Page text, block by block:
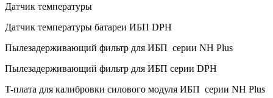
Датчик температуры
Датчик температуры батареи ИБП DPH
Пылезадерживающий фильтр для ИБП серии NH Plus
Пылезадерживающий фильтр для ИБП серии DPH
T-плата для калибровки силового модуля ИБП серии NH Plus